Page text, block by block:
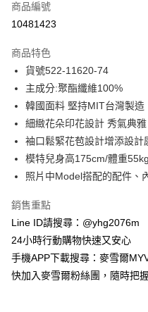
信用卡分期付款
合作金庫商業銀行
華南商業銀行
上海商業儲蓄銀行
國泰世華商業銀行
臺灣中小企業銀行
匯豐（台灣）商業銀行
聯邦商業銀行
元大商業銀行
玉山商業銀行
台灣樂天信用卡公司
超商取貨付款
LINE Pay
Apple Pay
街口支付
貨到付款
運送方式
全家取貨付款
商品編號
10481423
商品特色
貨號522-11620-74
主成分:聚酯纖維100%
韓國面料 堅持MIT台灣製造
細緻花朵印花設計 秀氣典雅
袖口鬆緊花苞設計增添設計
模特兒身高175cm/體重
照片中Model搭配的配件、
銷售重點
Line ID請搜尋：@yhg2076m
24小時行動購物快速又安心
手機APP下載搜尋：麥雪爾
快加入麥雪爾粉絲團，隨時把